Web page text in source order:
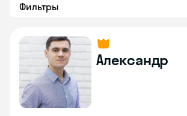
Фильтры
Александр